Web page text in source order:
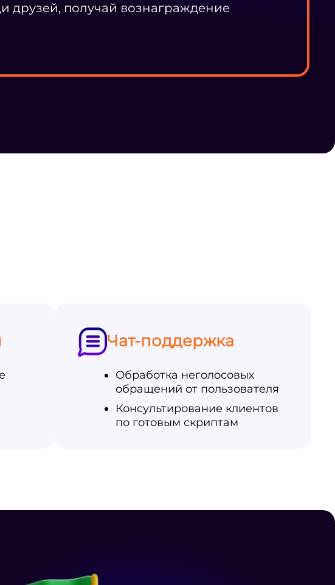
друзей, получай вознаграждение
Чат-поддержка
Обработка неголосовых
обращений от пользователя
Консультирование клиентов
по готовым скриптам